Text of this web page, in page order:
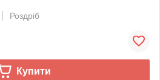
Роздріб
Купити